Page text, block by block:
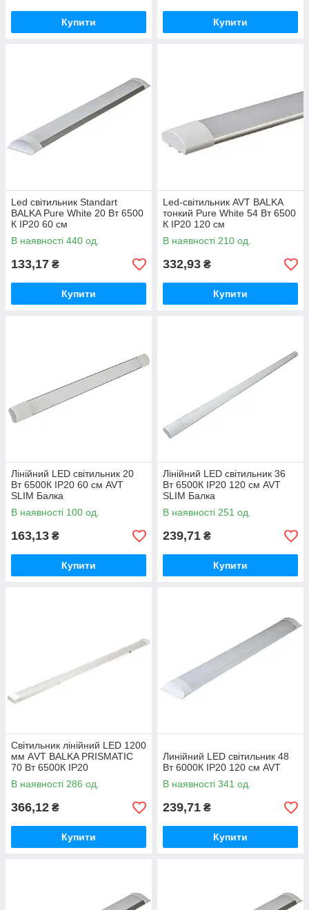
Купити Купити
Led світильник Standart
BALKA Pure White 20 Вт 6500
К IP20 60 см
В наявності 440 од.
133,17 ₴
Купити
Led-світильник AVT BALKA
тонкий Pure White 54 Вт 6500
К IP20 120 см
В наявності 210 од.
332,93 ₴
Купити
Лінійний LED світильник 20
Вт 6500К IP20 60 см AVT
SLIM Балка
В наявності 100 од.
163,13 ₴
Купити
Лінійний LED світильник 36
Вт 6500К IP20 120 см AVT
SLIM Балка
В наявності 251 од.
239,71 ₴
Купити
Світильник лінійний LED 1200
мм АVТ BALKA PRISMATIC
70 Вт 6500К IP20
В наявності 286 од.
366,12 ₴
Купити
Линійний LED світильник 48
Вт 6000К IP20 120 см AVT
В наявності 341 од.
239,71 ₴
Купити